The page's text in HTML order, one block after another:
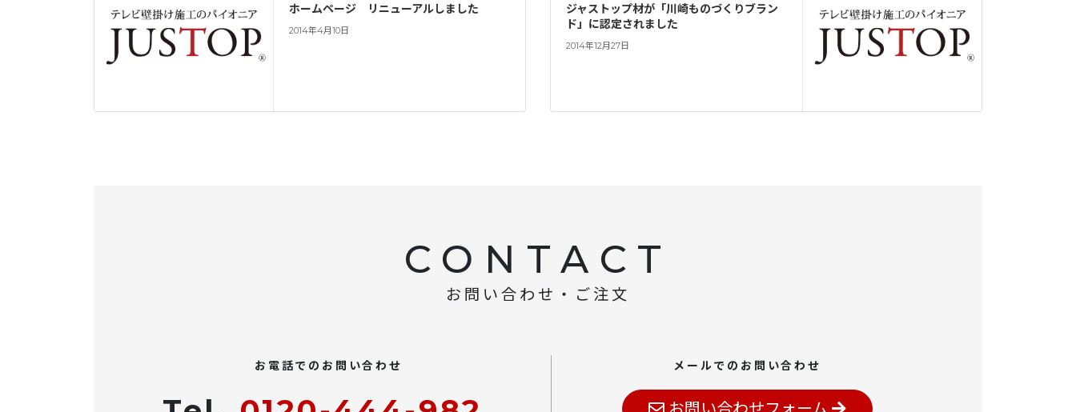
ホームページ リニューアルしました
2014年4月10日
ジャストップ材が「川崎ものづくりブラン
ド」に認定されました
2014年12月27日
CONTACT
お問い合わせ・ご注文
お電話でのお問い合わせ メールでのお問い合わせ